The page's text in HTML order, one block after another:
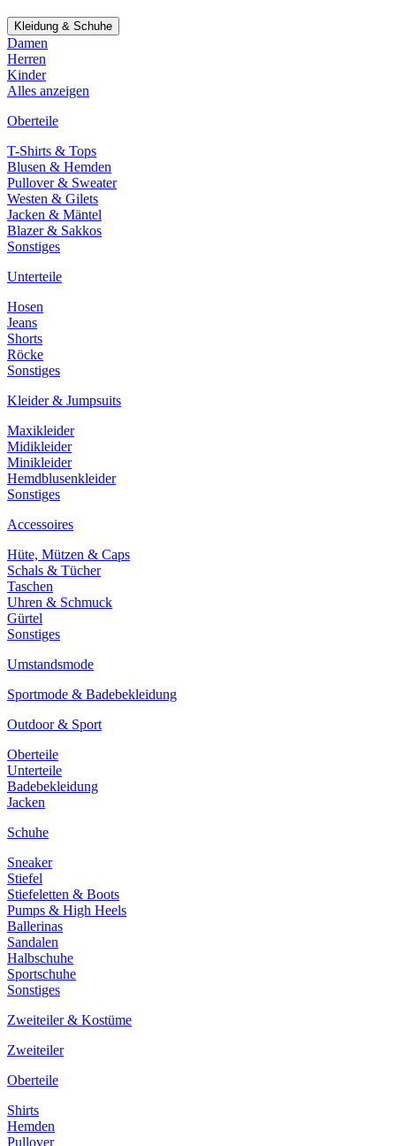
Kleidung & Schuhe
Damen
Herren
Kinder
Alles anzeigen
Oberteile
T-Shirts & Tops
Blusen & Hemden
Pullover & Sweater
Westen & Gilets
Jacken & Mäntel
Blazer & Sakkos
Sonstiges
Unterteile
Hosen
Jeans
Shorts
Röcke
Sonstiges
Kleider & Jumpsuits
Maxikleider
Midikleider
Minikleider
Hemdblusenkleider
Sonstiges
Accessoires
Hüte, Mützen & Caps
Schals & Tücher
Taschen
Uhren & Schmuck
Gürtel
Sonstiges
Umstandsmode
Sportmode & Badebekleidung
Outdoor & Sport
Oberteile
Unterteile
Badebekleidung
Jacken
Schuhe
Sneaker
Stiefel
Stiefeletten & Boots
Pumps & High Heels
Ballerinas
Sandalen
Halbschuhe
Sportschuhe
Sonstiges
Zweiteiler & Kostüme
Zweiteiler
Oberteile
Shirts
Hemden
Pullover